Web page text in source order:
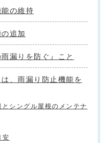
の維持
追加
漏りを防ぐ』こと
、雨漏り防止機能を
シングル屋根のメンテナ
安